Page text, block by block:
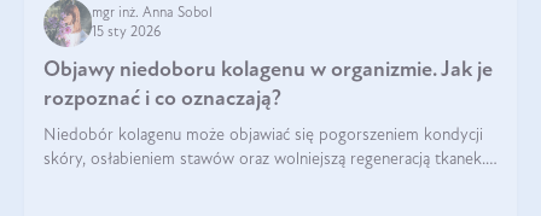
mgr inż. Anna Sobol
15 sty 2026
Objawy niedoboru kolagenu w organizmie. Jak je
rozpoznać i co oznaczają?
Niedobór kolagenu może objawiać się pogorszeniem kondycji
skóry, osłabieniem stawów oraz wolniejszą regeneracją tkanek.